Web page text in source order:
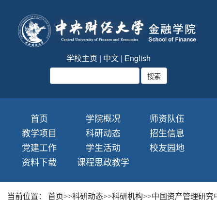
学校主页 | 中文 | English
首页 学院概况
师资队伍
教学项目
科研动态
招生信息
党建工作
学生活动
校友园地
资料下载
课程思政教学
当前位置： 首页>>科研动态>>科研机构>>中国资产管理研究